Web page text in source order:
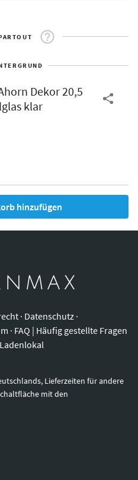
Dekor 20,5
klar
hinzufügen
· Datenschutz ·
· FAQ | Häufig gestellte Fragen
Lieferzeiten für andere
mit den